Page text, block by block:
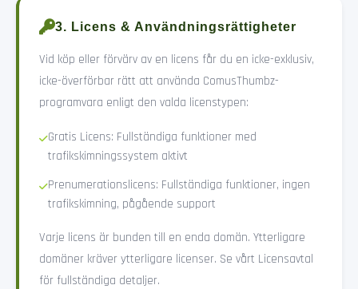
3. Licens & Användningsrättigheter
Vid köp eller förvärv av en licens får du en icke-exklusiv,
icke-överförbar rätt att använda ComusThumbz-
programvara enligt den valda licenstypen:
Gratis Licens: Fullständiga funktioner med
trafikskimningssystem aktivt
Prenumerationslicens: Fullständiga funktioner, ingen
trafikskimning, pågående support
Varje licens är bunden till en enda domän. Ytterligare
domäner kräver ytterligare licenser. Se vårt Licensavtal
för fullständiga detaljer.